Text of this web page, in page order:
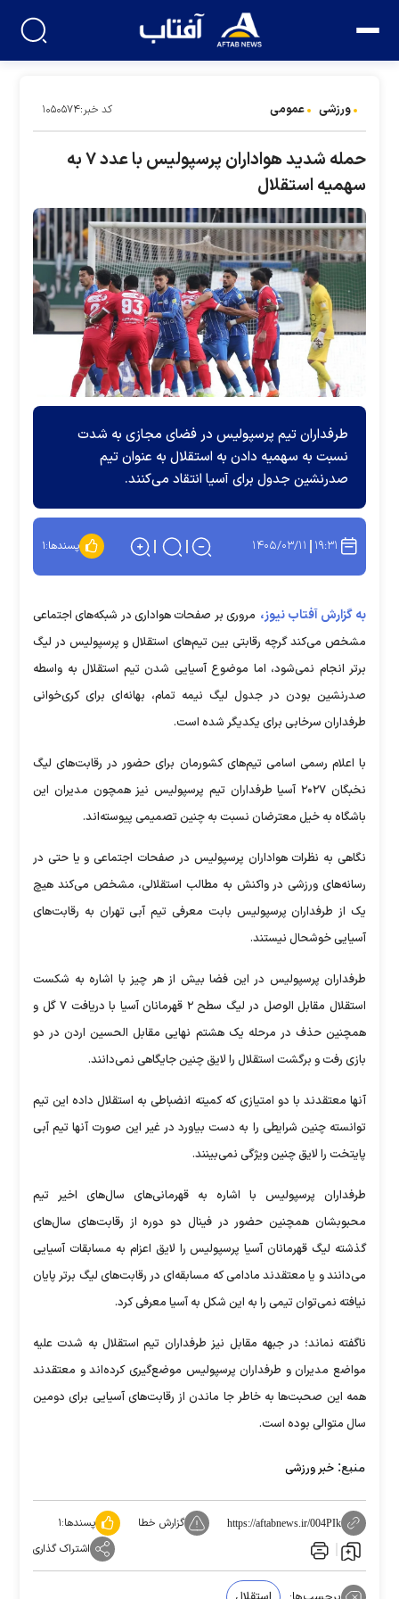
ورزشی عمومی کد خبر:۱۰۵۰۵۷۴
حمله شدید هواداران پرسپولیس با عدد ۷ به
سهمیه استقلال
طرفداران تیم پرسپولیس در فضای مجازی به شدت
نسبت به سهمیه دادن به استقلال به عنوان تیم
صدرنشین جدول برای آسیا انتقاد می‌کنند.
۱۹:۳۱ ۱۴۰۵/۰۳/۱۱ پسندها:۱
به گزارش آفتاب نیوز، مروری بر صفحات هواداری در شبکه‌های اجتماعی
مشخص می‌کند گرچه رقابتی بین تیم‌های استقلال و پرسپولیس در لیگ
برتر انجام نمی‌شود، اما موضوع آسیایی شدن تیم استقلال به واسطه
صدرنشین بودن در جدول لیگ نیمه تمام، بهانه‌ای برای کری‌خوانی
طرفداران سرخابی برای یکدیگر شده است.
با اعلام رسمی اسامی تیم‌های کشورمان برای حضور در رقابت‌های لیگ
نخبگان ۲۰۲۷ آسیا طرفداران تیم پرسپولیس نیز همچون مدیران این
باشگاه به خیل معترضان نسبت به چنین تصمیمی پیوسته‌اند.
نگاهی به نظرات هواداران پرسپولیس در صفحات اجتماعی و یا حتی در
رسانه‌های ورزشی در واکنش به مطالب استقلالی، مشخص می‌کند هیچ
یک از طرفداران پرسپولیس بابت معرفی تیم آبی تهران به رقابت‌های
آسیایی خوشحال نیستند.
طرفداران پرسپولیس در این فضا بیش از هر چیز با اشاره به شکست
استقلال مقابل الوصل در لیگ سطح ۲ قهرمانان آسیا با دریافت ۷ گل و
همچنین حذف در مرحله یک هشتم نهایی مقابل الحسین اردن در دو
بازی رفت و برگشت استقلال را لایق چنین جایگاهی نمی‌دانند.
آنها معتقدند با دو امتیازی که کمیته انضباطی به استقلال داده این تیم
توانسته چنین شرایطی را به دست بیاورد در غیر این صورت آنها تیم آبی
پایتخت را لایق چنین ویژگی نمی‌بینند.
طرفداران پرسپولیس با اشاره به قهرمانی‌های سال‌های اخیر تیم
محبوبشان همچنین حضور در فینال دو دوره از رقابت‌های سال‌های
گذشته لیگ قهرمانان آسیا پرسپولیس را لایق اعزام به مسابقات آسیایی
می‌دانند و یا معتقدند مادامی که مسابقه‌ای در رقابت‌های لیگ برتر پایان
نیافته نمی‌توان تیمی را به این شکل به آسیا معرفی کرد.
ناگفته نماند؛ در جبهه مقابل نیز طرفداران تیم استقلال به شدت علیه
مواضع مدیران و طرفداران پرسپولیس موضع‌گیری کرده‌اند و معتقدند
همه این صحبت‌ها به خاطر جا ماندن از رقابت‌های آسیایی برای دومین
سال متوالی بوده است.
منبع: خبر ورزشی
https://aftabnews.ir/004PIk گزارش خطا پسندها:۱
اشتراک گذاری